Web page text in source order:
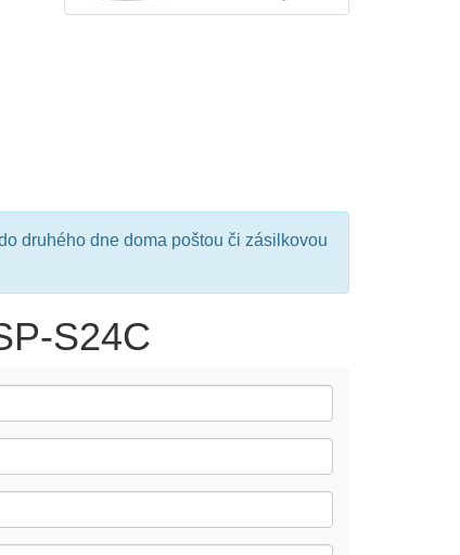
druhého dne doma poštou či zásilkovou
S24C